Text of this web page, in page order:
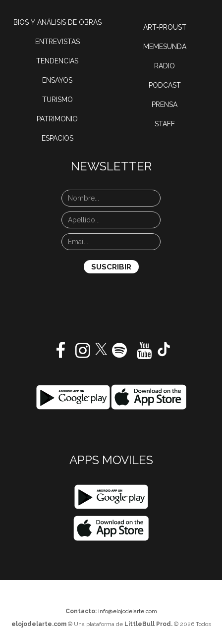
BIOS Y ANÁLISIS DE OBRAS
ENTREVISTAS
TENDENCIAS
ENSAYOS
TURISMO
PATRIMONIO
ESPACIOS
ART-PROUST
MEMESUNDA
RADIO
PODCAST
PRENSA
STAFF
NEWSLETTER
APPS MOVILES
Contacto: info@elojodelarte.com
elojodelarte.com® Una plataforma de LittleBull Prod.© 2026 Todos